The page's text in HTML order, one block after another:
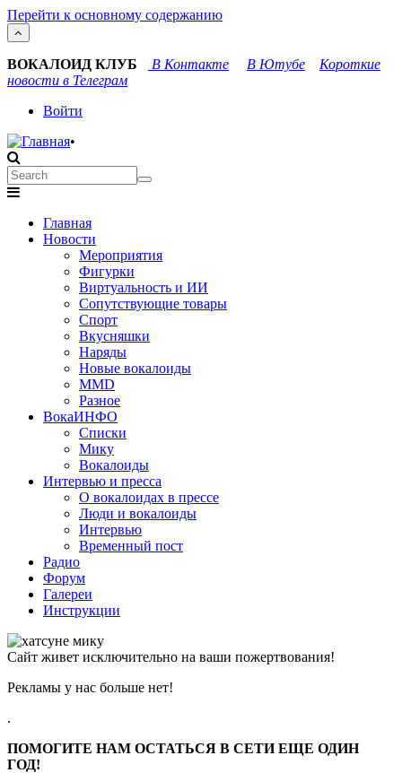
Перейти к основному содержанию
ВОКАЛОИД КЛУБ В Контакте В Ютубе
Короткие
новости в Телеграм
User
account
menu
Войти
•
Search
Search
navigation
Главная
Новости
Мероприятия
Фигурки
Виртуальность и ИИ
Сопутствующие товары
Спорт
Вкусняшки
Наряды
Новые вокалоиды
MMD
Разное
ВокаИНФО
Списки
Мику
Вокалоиды
Интервью и пресса
О вокалоидах в прессе
Люди и вокалоиды
Интервью
Временный пост
Радио
Форум
Галереи
Инструкции
Сайт живет исключительно на ваши пожертвования!
Рекламы у нас больше нет!
.
ПОМОГИТЕ НАМ ОСТАТЬСЯ В СЕТИ ЕЩЕ ОДИН
ГОД!